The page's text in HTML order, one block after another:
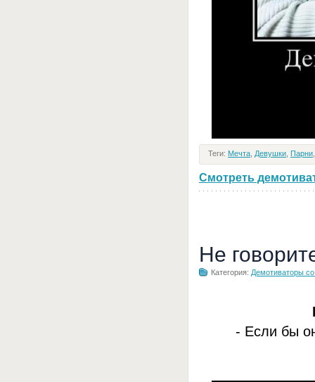
Теги: Мечта Девушки Парни
Смотреть
Не
Категория: Демотиваторы
- Если бы